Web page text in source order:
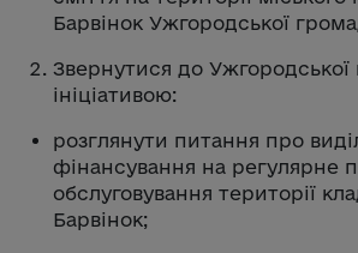
Барвінок Ужгородської
Звернутися до Ужгородської
ініціативою:
розглянути питання про
фінансування на регулярне
обслуговування території
Барвінок;